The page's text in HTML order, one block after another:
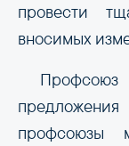
провести
вносимых
профсоюзы